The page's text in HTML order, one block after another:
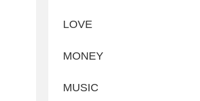
LOVE
MONEY
MUSIC